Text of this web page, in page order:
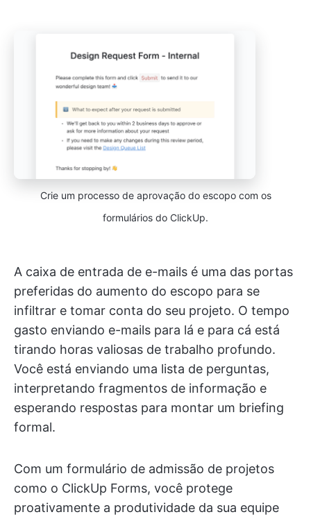
Crie um processo de aprovação do escopo com os
formulários do ClickUp.
A caixa de entrada de e-mails é uma das portas
preferidas do aumento do escopo para se
infiltrar e tomar conta do seu projeto. O tempo
gasto enviando e-mails para lá e para cá está
tirando horas valiosas de trabalho profundo.
Você está enviando uma lista de perguntas,
interpretando fragmentos de informação e
esperando respostas para montar um briefing
formal.
Com um formulário de admissão de projetos
como o ClickUp Forms, você protege
proativamente a produtividade da sua equipe